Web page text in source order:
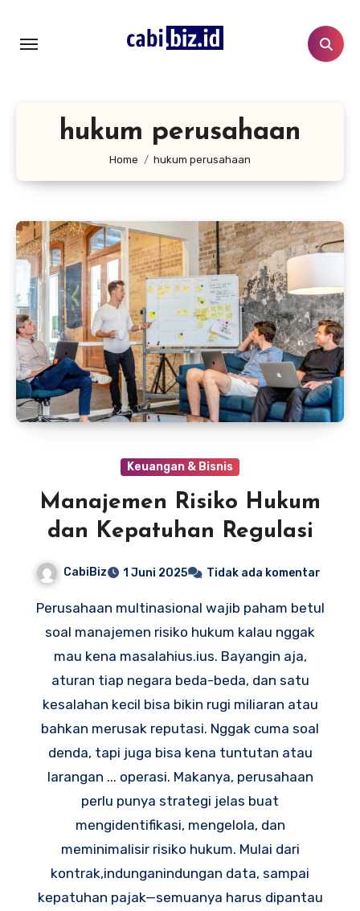
konten
hukum perusahaan
Home hukum perusahaan
Keuangan & Bisnis
Manajemen Risiko Hukum
dan Kepatuhan Regulasi
CabiBiz 1 Juni 2025 Tidak ada komentar
Perusahaan multinasional wajib paham betul
soal manajemen risiko hukum kalau nggak
mau kena masalahius.ius. Bayangin aja,
aturan tiap negara beda-beda, dan satu
kesalahan kecil bisa bikin rugi miliaran atau
bahkan merusak reputasi. Nggak cuma soal
denda, tapi juga bisa kena tuntutan atau
larangan ... operasi. Makanya, perusahaan
perlu punya strategi jelas buat
mengidentifikasi, mengelola, dan
meminimalisir risiko hukum. Mulai dari
kontrak,indunganindungan data, sampai
kepatuhan pajak—semuanya harus dipantau